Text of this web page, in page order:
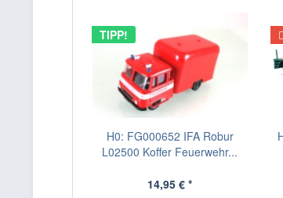
TIPP!
H0: FG000652 IFA Robur
L02500 Koffer Feuerwehr...
14,95 € *